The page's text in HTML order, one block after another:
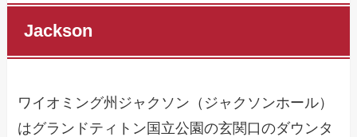
Jackson
ワイオミング州ジャクソン（ジャクソンホール）
はグランドティトン国立公園の玄関口のダウンタ